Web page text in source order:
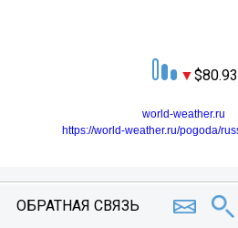
80.93
world-weather.ru
https://world-weather.ru/pogoda/
ОБРАТНАЯ СВЯЗЬ